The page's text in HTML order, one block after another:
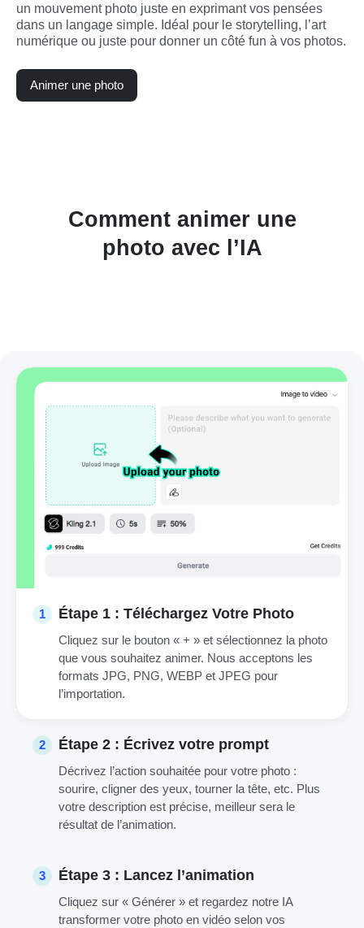
un mouvement photo juste en exprimant vos pensées
dans un langage simple. Idéal pour le storytelling, l’art
numérique ou juste pour donner un côté fun à vos photos.
Animer une photo
Comment animer une
photo avec l’IA
1 Étape 1 : Téléchargez Votre Photo
Cliquez sur le bouton « + » et sélectionnez la photo
que vous souhaitez animer. Nous acceptons les
formats JPG, PNG, WEBP et JPEG pour
l’importation.
2 Étape 2 : Écrivez votre prompt
Décrivez l’action souhaitée pour votre photo :
sourire, cligner des yeux, tourner la tête, etc. Plus
votre description est précise, meilleur sera le
résultat de l’animation.
3 Étape 3 : Lancez l’animation
Cliquez sur « Générer » et regardez notre IA
transformer votre photo en vidéo selon vos